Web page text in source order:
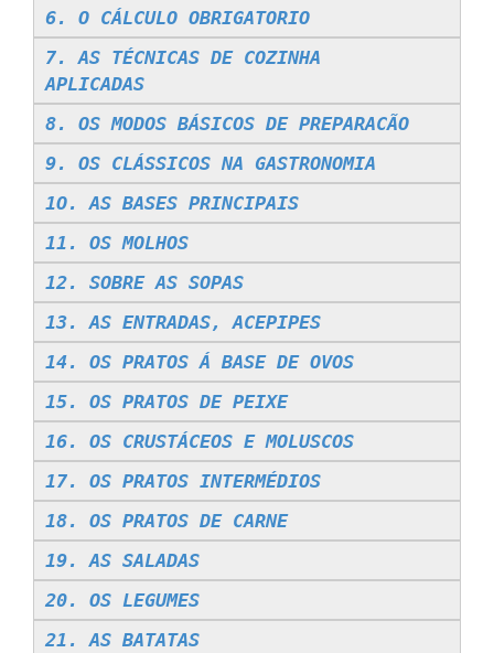
6. O CÁLCULO OBRIGATORIO
7. AS TÉCNICAS DE COZINHA
APLICADAS
8. OS MODOS BÁSICOS DE PREPARACÃO
9. OS CLÁSSICOS NA GASTRONOMIA
1O. AS BASES PRINCIPAIS
11. OS MOLHOS
12. SOBRE AS SOPAS
13. AS ENTRADAS, ACEPIPES
14. OS PRATOS Á BASE DE OVOS
15. OS PRATOS DE PEIXE
16. OS CRUSTÁCEOS E MOLUSCOS
17. OS PRATOS INTERMÉDIOS
18. OS PRATOS DE CARNE
19. AS SALADAS
20. OS LEGUMES
21. AS BATATAS